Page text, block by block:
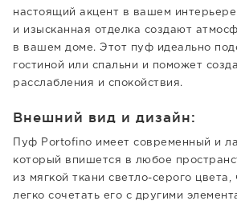
настоящий акцент в вашем
и изысканная отделка создают
в вашем доме. Этот пуф идеально
гостиной или спальни и поможет
расслабления и спокойствия.
Внешний вид и дизайн:
Пуф Portofino имеет современный и
который впишется в любое
из мягкой ткани светло-серого цвета,
легко сочетать его с другими